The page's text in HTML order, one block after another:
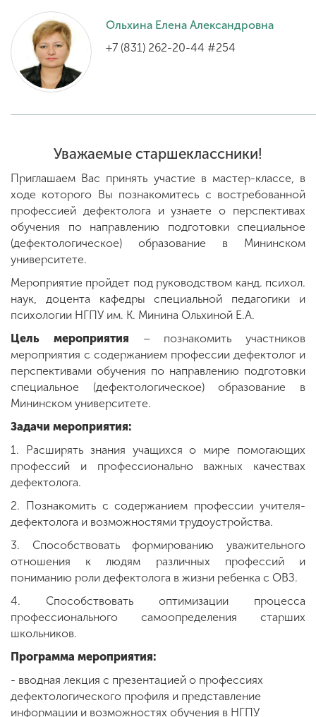
ENG SPN
комиссия
Ольхина Елена Александровна
+7 (831) 262-20-44 #254
Уважаемые старшеклассники!
Приглашаем Вас принять участие в мастер-классе, в
ходе которого Вы познакомитесь с востребованной
профессией дефектолога и узнаете о перспективах
обучения по направлению подготовки специальное
(дефектологическое) образование в Мининском
университете.
Мероприятие пройдет под руководством канд. психол.
наук, доцента кафедры специальной педагогики и
психологии НГПУ им. К. Минина Ольхиной Е.А.
Цель мероприятия – познакомить участников
мероприятия с содержанием профессии дефектолог и
перспективами обучения по направлению подготовки
специальное (дефектологическое) образование в
Мининском университете.
Задачи мероприятия:
1. Расширять знания учащихся о мире помогающих
профессий и профессионально важных качествах
дефектолога.
2. Познакомить с содержанием профессии учителя-
дефектолога и возможностями трудоустройства.
3. Способствовать формированию уважительного
отношения к людям различных профессий и
пониманию роли дефектолога в жизни ребенка с ОВЗ.
4. Способствовать оптимизации процесса
профессионального самоопределения старших
школьников.
Программа мероприятия:
- вводная лекция с презентацией о профессиях
дефектологического профиля и представление
информации и возможностях обучения в НГПУ